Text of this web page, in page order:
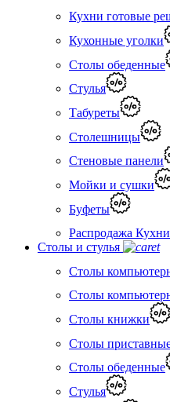
Кухни готовые
Кухонные уголки
Столы обеденные
Стулья
Табуреты
Столешницы
Стеновые панели
Мойки и сушки
Буфеты
Распродажа Кухни
Столы и стулья
Столы
Столы
Столы книжки
Столы
Столы обеденные
Стулья